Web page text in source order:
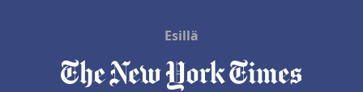
Esillä